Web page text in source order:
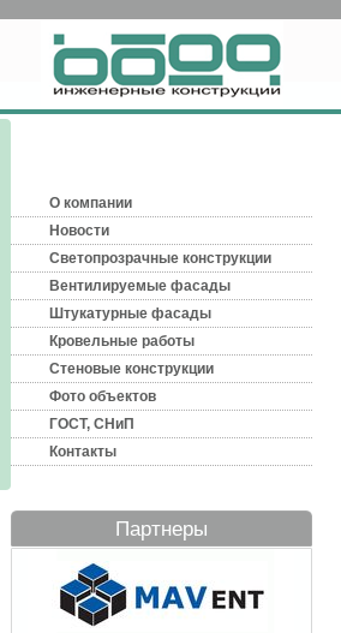
О компании
Новости
Светопрозрачные конструкции
Вентилируемые фасады
Штукатурные фасады
Кровельные работы
Стеновые конструкции
Фото объектов
ГОСТ, СНиП
Контакты
Партнеры